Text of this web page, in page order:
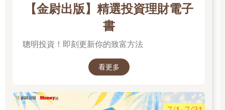
訊就會自動映入眼簾，尋求的答案也將接二連三降臨，這就是大
腦開始活躍運作的證據。
即使透過網路搜尋，也找不到打從心底真正「想做的事」等最重
要的事物。因為重要的事物只存在於自己腦內或是眼前展開的真
友，能夠發展成打從心底「想做的事」的想法就會「視覺化」。
而「便利貼」就是為此而設的搜尋窗口。
【金尉出版】精選投資理財電子
書
聰明投資！即刻更新你的致富方法
看更多